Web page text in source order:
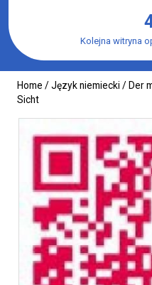
content
Kolejna witryna
Home /Język niemiecki / Der
Sicht